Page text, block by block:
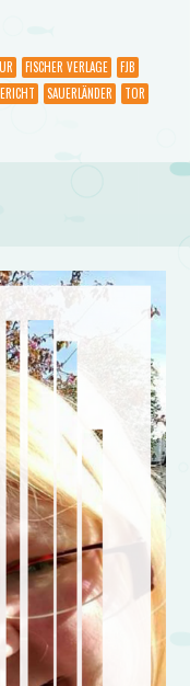
FISCHER VERLAGE
FJB
SAUERLÄNDER
TOR